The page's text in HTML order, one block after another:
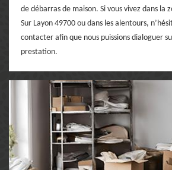
de débarras de maison. Si vous vivez dans la
Sur Layon 49700 ou dans les alentours,
contacter afin que nous puissions dialoguer
prestation.